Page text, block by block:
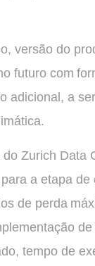
versão do
futuro com
adicional, a
Zurich Data
a etapa
de perda
tempo de